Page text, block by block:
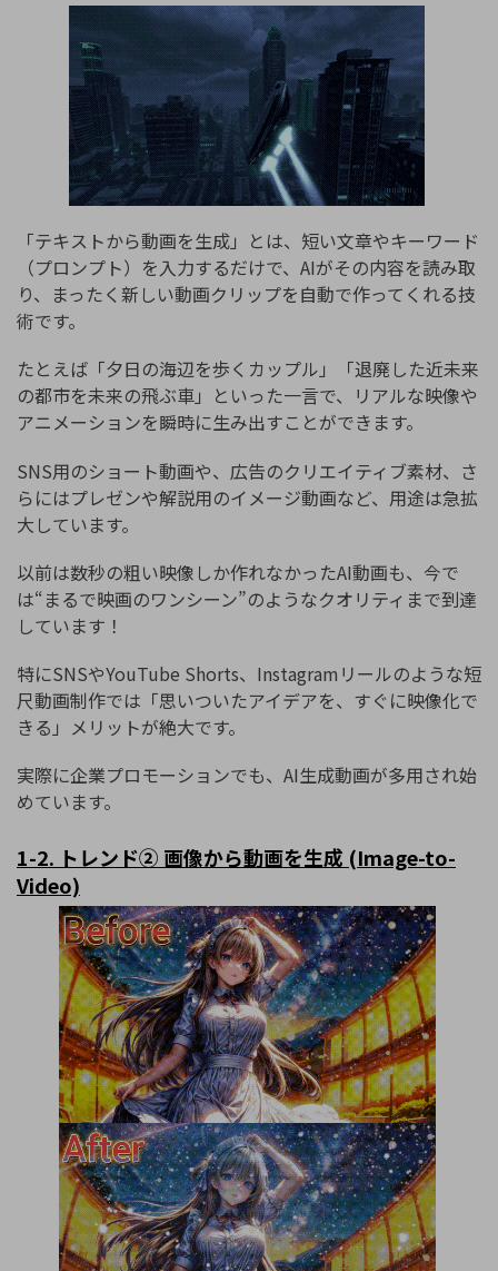
「テキストから動画を生成」とは、短い文章やキーワード
（プロンプト）を入力するだけで、AIがその内容を読み取
り、まったく新しい動画クリップを自動で作ってくれる技
術です。
たとえば「夕日の海辺を歩くカップル」「退廃した近未来
の都市を未来の飛ぶ車」といった一言で、リアルな映像や
アニメーションを瞬時に生み出すことができます。
SNS用のショート動画や、広告のクリエイティブ素材、さ
らにはプレゼンや解説用のイメージ動画など、用途は急拡
大しています。
以前は数秒の粗い映像しか作れなかったAI動画も、今で
は“まるで映画のワンシーン”のようなクオリティまで到達
しています！
特にSNSやYouTube Shorts、Instagramリールのような短
尺動画制作では「思いついたアイデアを、すぐに映像化で
きる」メリットが絶大です。
実際に企業プロモーションでも、AI生成動画が多用され始
めています。
1-2. トレンド② 画像から動画を生成 (Image-to-
Video)